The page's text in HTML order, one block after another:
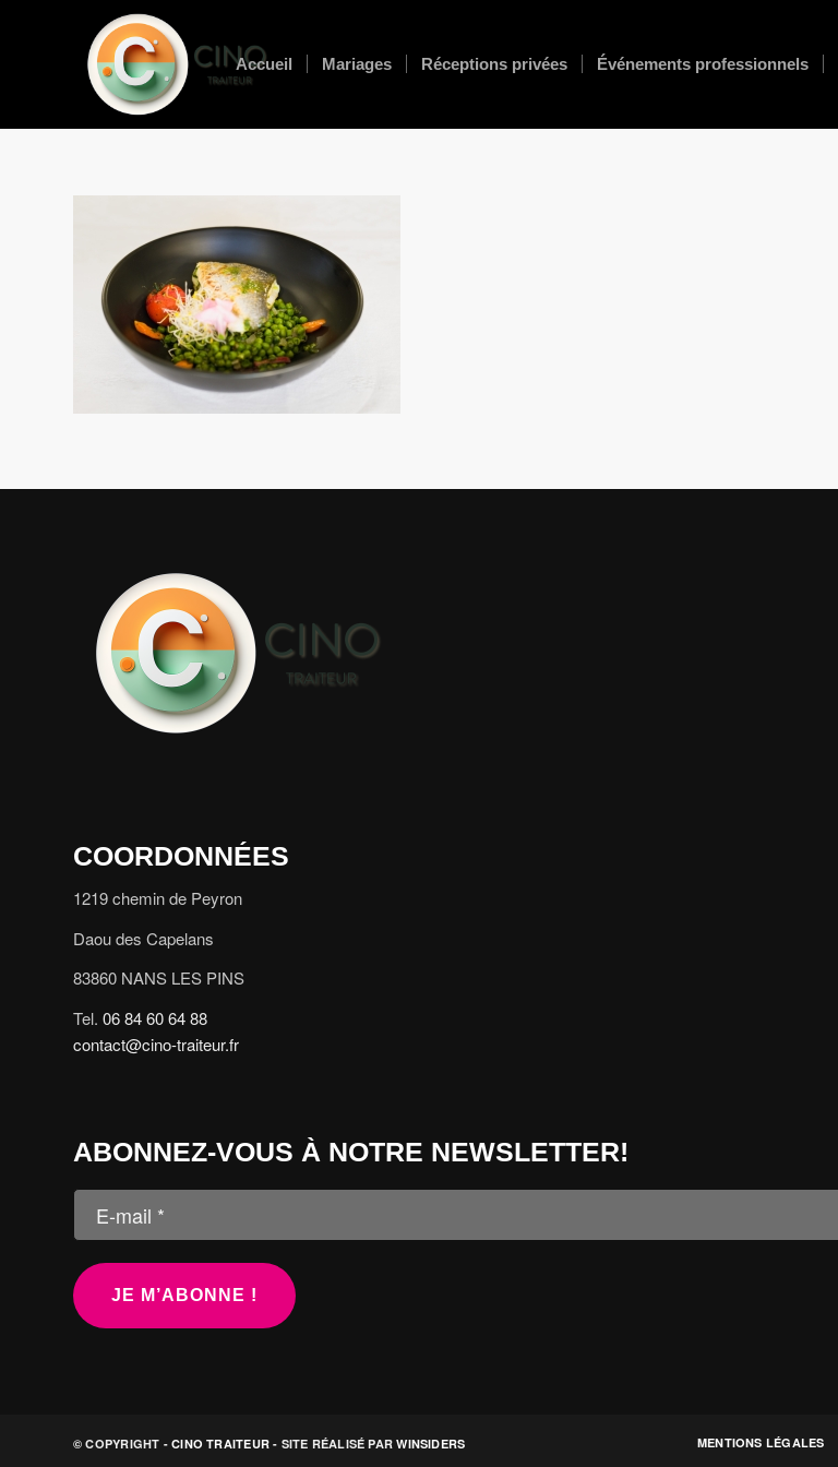
Accueil Mariages Réceptions privées Événements professionnels
COORDONNÉES
1219 chemin de Peyron
Daou des Capelans
83860 NANS LES PINS
Tel. 06 84 60 64 88
contact@cino-traiteur.fr
ABONNEZ-VOUS À NOTRE NEWSLETTER!
© COPYRIGHT -CINO TRAITEUR- SITE RÉALISÉ PARWINSIDERS MENTIONS LÉGALES